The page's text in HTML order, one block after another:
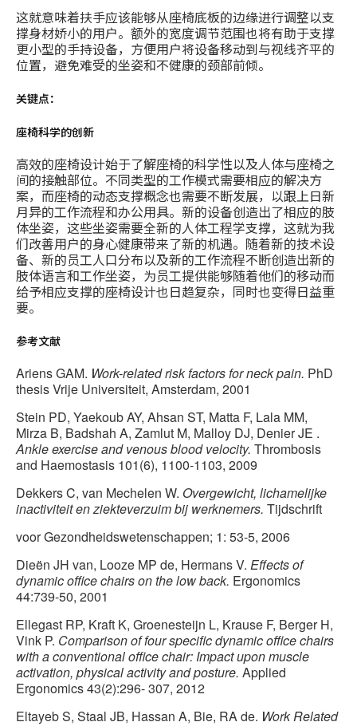
这就意味着扶手应该能够从座椅底板的边缘进行调整以支
撑身材娇小的用户。额外的宽度调节范围也将有助于支撑
更小型的手持设备，方便用户将设备移动到与视线齐平的
位置，避免难受的坐姿和不健康的颈部前倾。
关键点：
座椅科学的创新
高效的座椅设计始于了解座椅的科学性以及人体与座椅之
间的接触部位。不同类型的工作模式需要相应的解决方
案，而座椅的动态支撑概念也需要不断发展，以跟上日新
月异的工作流程和办公用具。新的设备创造出了相应的肢
体坐姿，这些坐姿需要全新的人体工程学支撑，这就为我
们改善用户的身心健康带来了新的机遇。随着新的技术设
备、新的员工人口分布以及新的工作流程不断创造出新的
肢体语言和工作坐姿，为员工提供能够随着他们的移动而
给予相应支撑的座椅设计也日趋复杂，同时也变得日益重
要。
参考文献
Ariens GAM. Work-related risk factors for neck pain. PhD
thesis Vrije Universiteit, Amsterdam, 2001
Stein PD, Yaekoub AY, Ahsan ST, Matta F, Lala MM,
Mirza B, Badshah A, Zamlut M, Malloy DJ, Denier JE .
Ankle exercise and venous blood velocity. Thrombosis
and Haemostasis 101(6), 1100-1103, 2009
Dekkers C, van Mechelen W. Overgewicht, lichamelijke
inactiviteit en ziekteverzuim bij werknemers. Tijdschrift
voor Gezondheidswetenschappen; 1: 53-5, 2006
Dieën JH van, Looze MP de, Hermans V. Effects of
dynamic office chairs on the low back. Ergonomics
44:739-50, 2001
Ellegast RP, Kraft K, Groenesteijn L, Krause F, Berger H,
Vink P. Comparison of four specific dynamic office chairs
with a conventional office chair: Impact upon muscle
activation, physical activity and posture. Applied
Ergonomics 43(2):296- 307, 2012
Eltayeb S, Staal JB, Hassan A, Bie, RA de. Work Related